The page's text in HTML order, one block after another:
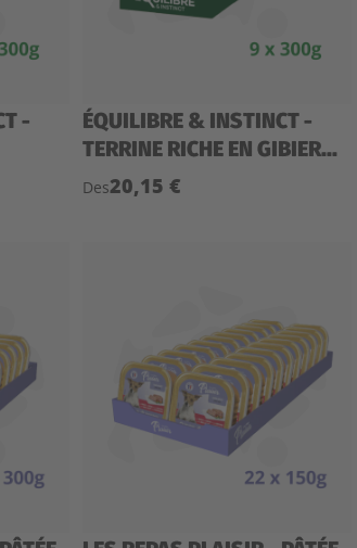
-
ÉQUILIBRE & INSTINCT -
TERRINE RICHE EN GIBIER...
Des20,15 €